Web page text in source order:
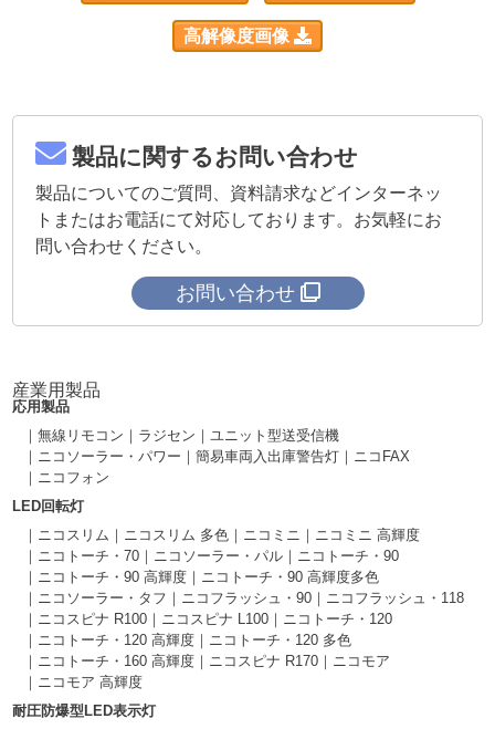
高解像度画像
製品に関するお問い合わせ
製品についてのご質問、資料請求などインターネッ
トまたはお電話にて対応しております。お気軽にお
問い合わせください。
お問い合わせ
産業用製品
応用製品
無線リモコン
ラジセン
ユニット型送受信機
ニコソーラー・パワー
簡易車両入出庫警告灯
ニコFAX
ニコフォン
LED回転灯
ニコスリム
ニコスリム 多色 ニコミニ
ニコミニ 高輝度
ニコトーチ・70
ニコソーラー・パル
ニコトーチ・90
ニコトーチ・90 高輝度
ニコトーチ・90 高輝度多色
ニコソーラー・タフ
ニコフラッシュ・90
ニコフラッシュ・118
ニコスピナ R100
ニコスピナ L100
ニコトーチ・120
ニコトーチ・120 高輝度
ニコトーチ・120 多色
ニコトーチ・160 高輝度
ニコスピナ R170
ニコモア
ニコモア 高輝度
耐圧防爆型LED表示灯